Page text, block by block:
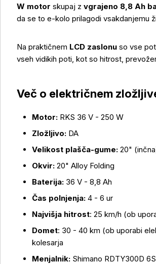
Več o izdelku
W motor skupaj z vgrajeno 8,8 Ah
da se to e-kolo prilagodi vsakdanjemu
Na praktičnem LCD zaslonu so vse
vseh vidikih poti, kot so hitrost,
Več o električnem
Motor: RKS 36 V - 250 W
Zložljivo: DA
Velikost plašča-gume: 20"
Okvir: 20" Alloy Folding
Baterija: 36 V - 8,8 Ah
Čas polnjenja: 4 - 6 ur
Najvišja hitrost: 25 km/h (ob
Domet: 30 - 40 km (ob uporabi
kolesarja
Menjalnik: Shimano RDTY300D